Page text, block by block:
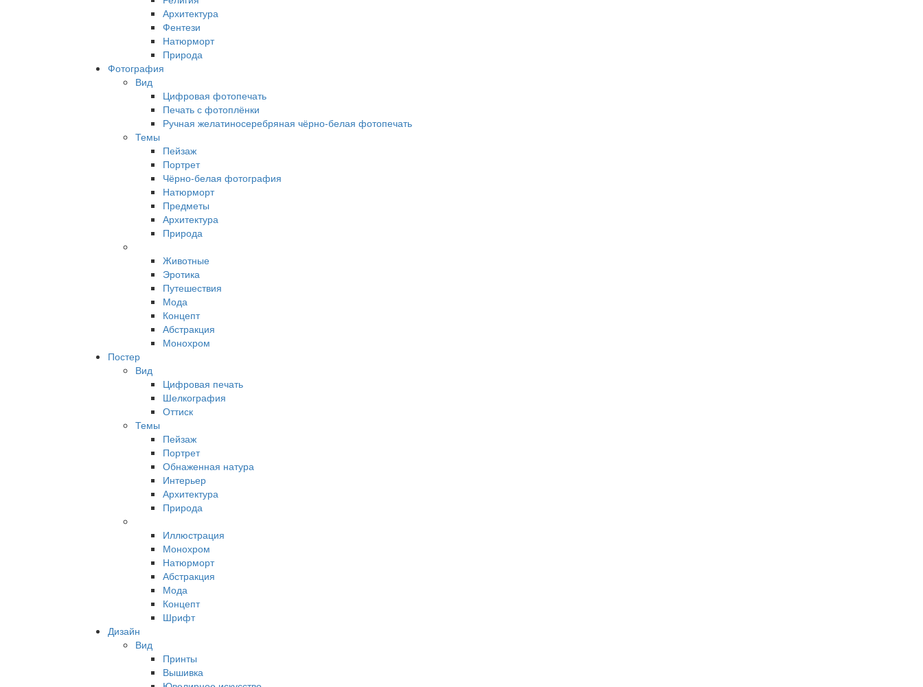
Архитектура
Фентези
Натюрморт
Природа
Фотография
Вид
Цифровая фотопечать
Печать с фотоплёнки
Ручная желатиносеребряная чёрно-белая фотопечать
Темы
Пейзаж
Портрет
Чёрно-белая фотография
Натюрморт
Предметы
Архитектура
Природа
Животные
Эротика
Путешествия
Мода
Концепт
Абстракция
Монохром
Постер
Вид
Цифровая печать
Шелкография
Оттиск
Темы
Пейзаж
Портрет
Обнаженная натура
Интерьер
Архитектура
Природа
Иллюстрация
Монохром
Натюрморт
Абстракция
Мода
Концепт
Шрифт
Дизайн
Вид
Принты
Вышивка